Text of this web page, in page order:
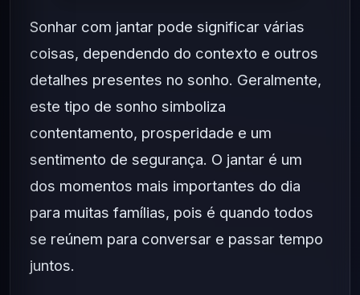
Sonhar com jantar pode significar várias
coisas, dependendo do contexto e outros
detalhes presentes no sonho. Geralmente,
este tipo de sonho simboliza
contentamento, prosperidade e um
sentimento de segurança. O jantar é um
dos momentos mais importantes do dia
para muitas famílias, pois é quando todos
se reúnem para conversar e passar tempo
juntos.